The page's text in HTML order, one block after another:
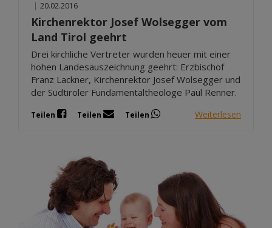
| 20.02.2016
Kirchenrektor Josef Wolsegger vom
Land Tirol geehrt
Drei kirchliche Vertreter wurden heuer mit einer
hohen Landesauszeichnung geehrt: Erzbischof
Franz Lackner, Kirchenrektor Josef Wolsegger und
der Südtiroler Fundamentaltheologe Paul Renner.
Teilen Teilen Teilen Weiterlesen